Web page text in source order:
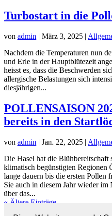
Turbostart in die
von admin | März 3, 2025 |
Nachdem die Temperaturen nun
und Erle in der Hauptblütezeit
heisst es, dass die Beschwerden
allergische Belastungen sich
diesjährigen...
POLLENSAISON
bereits in den
von admin | Jan. 22, 2025 |
Die Hasel hat die Blühbereitschaft
klimatisch begünstigten Regionen
lange dauern bis die ersten Pollen
Sie auch in diesem Jahr wieder im
über das...
« Ältere Einträge